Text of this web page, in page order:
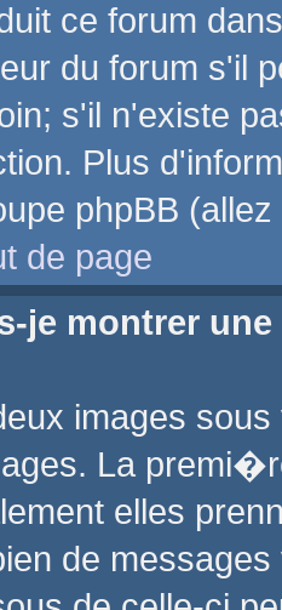
ce forum
du forum s'il
s'il n'existe
Plus
phpBB
de page
je montrer
images
La
elles
de